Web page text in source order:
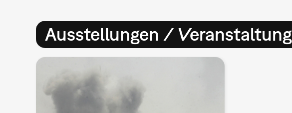
Ausstellungen /